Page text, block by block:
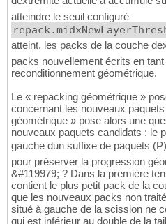
atteindre le seuil configuré
atteint, les packs de la couche
packs nouvellement écrits en
reconditionnement géométrique.
Le « repacking géométrique »
concernant les nouveaux
géométrique » pose alors une
nouveaux paquets candidats : le
gauche dun suffixe de paquets
pour préserver la progression
&#119979; ? Dans la première
contient le plus petit pack de la
que les nouveaux packs non
situé à gauche de la scission ne
qui est inférieur au double de la